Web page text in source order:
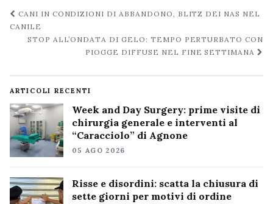
Navigazione
post
CANI IN CONDIZIONI DI ABBANDONO, BLITZ DEI NAS NEL
CANILE
STOP ALL’ONDATA DI GELO: TEMPO PERTURBATO CON
PIOGGE DIFFUSE NEL FINE SETTIMANA
ARTICOLI RECENTI
Week and Day Surgery: prime visite di
chirurgia generale e interventi al
“Caracciolo” di Agnone
05 AGO 2026
Risse e disordini: scatta la chiusura di
sette giorni per motivi di ordine